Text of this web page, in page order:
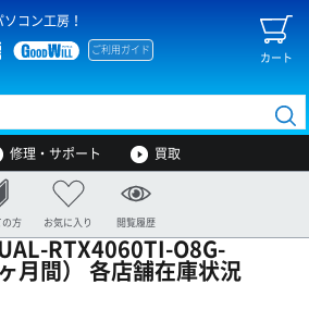
コン工房！
カート
ご利用ガイド
修理・サポート 買取
方 お気に入り 閲覧履歴
RTX4060TI-O8G-
月間） 各店舗在庫状況